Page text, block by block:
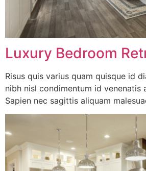
Luxury Bedroom
Risus quis varius quam quisque id
nibh nisl condimentum id venenatis
Sapien nec sagittis aliquam